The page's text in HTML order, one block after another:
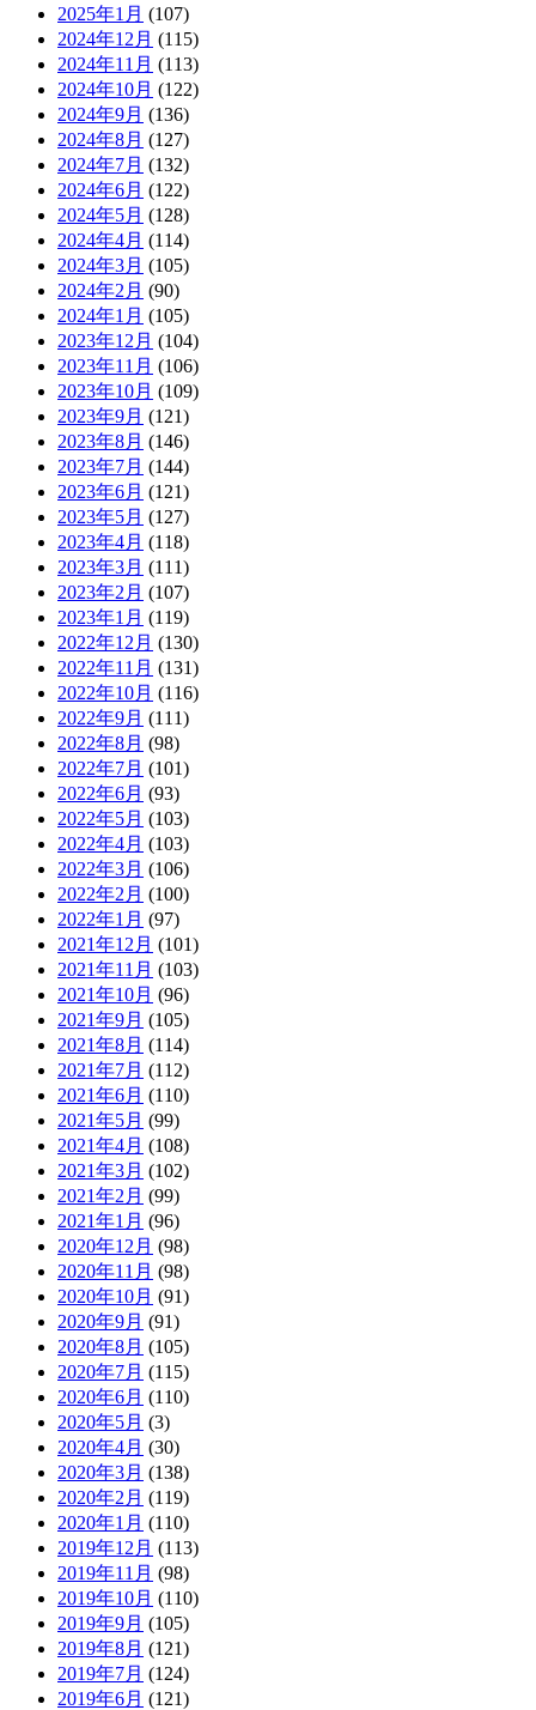
2025年1月 (107)
2024年12月 (115)
2024年11月 (113)
2024年10月 (122)
2024年9月 (136)
2024年8月 (127)
2024年7月 (132)
2024年6月 (122)
2024年5月 (128)
2024年4月 (114)
2024年3月 (105)
2024年2月 (90)
2024年1月 (105)
2023年12月 (104)
2023年11月 (106)
2023年10月 (109)
2023年9月 (121)
2023年8月 (146)
2023年7月 (144)
2023年6月 (121)
2023年5月 (127)
2023年4月 (118)
2023年3月 (111)
2023年2月 (107)
2023年1月 (119)
2022年12月 (130)
2022年11月 (131)
2022年10月 (116)
2022年9月 (111)
2022年8月 (98)
2022年7月 (101)
2022年6月 (93)
2022年5月 (103)
2022年4月 (103)
2022年3月 (106)
2022年2月 (100)
2022年1月 (97)
2021年12月 (101)
2021年11月 (103)
2021年10月 (96)
2021年9月 (105)
2021年8月 (114)
2021年7月 (112)
2021年6月 (110)
2021年5月 (99)
2021年4月 (108)
2021年3月 (102)
2021年2月 (99)
2021年1月 (96)
2020年12月 (98)
2020年11月 (98)
2020年10月 (91)
2020年9月 (91)
2020年8月 (105)
2020年7月 (115)
2020年6月 (110)
2020年5月 (3)
2020年4月 (30)
2020年3月 (138)
2020年2月 (119)
2020年1月 (110)
2019年12月 (113)
2019年11月 (98)
2019年10月 (110)
2019年9月 (105)
2019年8月 (121)
2019年7月 (124)
2019年6月 (121)